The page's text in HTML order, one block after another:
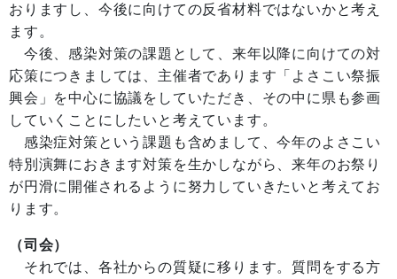
おりますし、今後に向けての反省材料ではないかと考え
ます。
今後、感染対策の課題として、来年以降に向けての対
応策につきましては、主催者であります「よさこい祭振
興会」を中心に協議をしていただき、その中に県も参画
していくことにしたいと考えています。
感染症対策という課題も含めまして、今年のよさこい
特別演舞におきます対策を生かしながら、来年のお祭り
が円滑に開催されるように努力していきたいと考えてお
ります。
（司会）
それでは、各社からの質疑に移ります。質問をする方